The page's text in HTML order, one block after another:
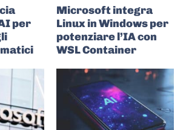
per
Microsoft integra
Linux in Windows per
potenziare l’IA con
WSL Container